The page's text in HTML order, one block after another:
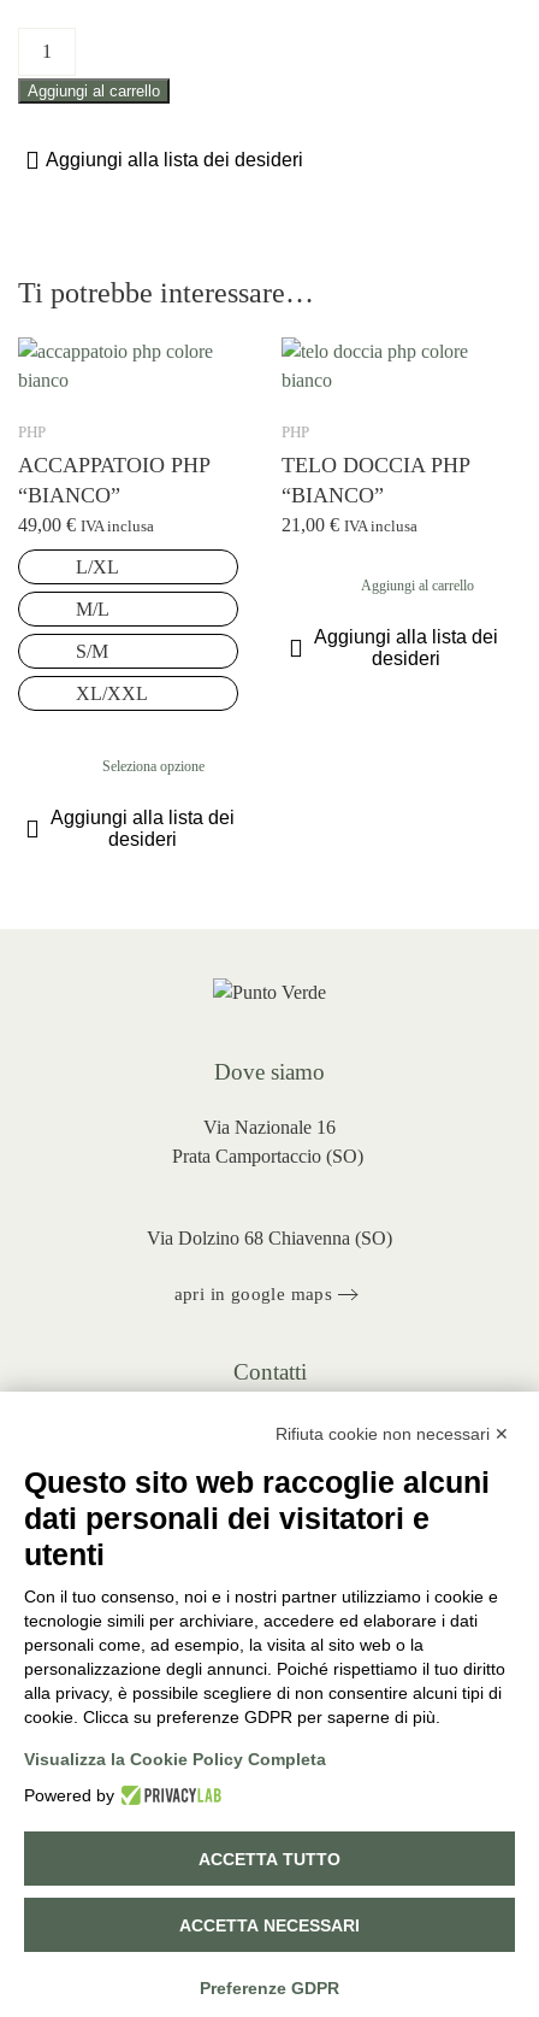
SET
VISO
OSPITE
Aggiungi al carrello
Aggiungi alla lista dei desideri
Ti potrebbe interessare…
PHP
ACCAPPATOIO PHP
“BIANCO”
49,00 € IVA inclusa
L/XL
M/L
S/M
XL/XXL
Seleziona opzione
prodotto
Aggiungi alla lista dei
desideri
PHP
TELO DOCCIA PHP
“BIANCO”
21,00 € IVA inclusa
Aggiungi al carrello
Aggiungi alla lista dei
desideri
Dove siamo
Via Nazionale 16
Prata Camportaccio (SO)
Via Dolzino 68 Chiavenna (SO)
apri in google maps
Contatti
+39 0343 20430
INFO@PUNTOVERDEPRATA.IT
ORDINI@PUNTOVERDEPRATA.IT
Orari di apertura
Lunedì - Sabato
8:30-12:15 | 14:45-19:00
Domenica
9:00-12:15 | 14:45-19:00
NORATECH.
Termini e Condizioni di vendita
Dichiarazione di accessibilità
Rifiuta cookie non necessari ✕
Questo sito web raccoglie alcuni
dati personali dei visitatori e
utenti
Con il tuo consenso, noi e i nostri partner utilizziamo i cookie e
tecnologie simili per archiviare, accedere ed elaborare i dati
personali come, ad esempio, la visita al sito web o la
personalizzazione degli annunci. Poiché rispettiamo il tuo diritto
alla privacy, è possibile scegliere di non consentire alcuni tipi di
cookie. Clicca su preferenze GDPR per saperne di più.
Visualizza la Cookie Policy Completa
Powered by
ACCETTA TUTTO
ACCETTA NECESSARI
Preferenze GDPR